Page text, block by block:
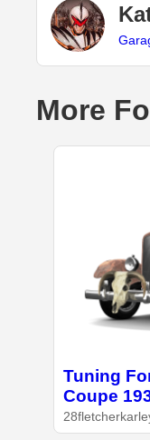
More
Tuning
Coupe